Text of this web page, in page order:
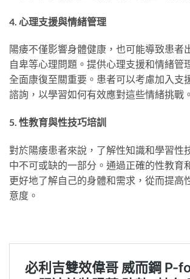
4. 心理支援與情緒管理
陽痿不僅影響身體健康，也可能導致患者
自卑等心理問題。提供心理支援和情緒管
全面康復至關重要。患者可以考慮加入支
諮詢，以學習如何有效應對這些情緒挑戰。
5. 性教育與性技巧培訓
對於陽痿患者來說，了解性知識和學習性
中不可或缺的一部分。通過正確的性教育
更好地了解自己的身體和需求，從而提高
意度。